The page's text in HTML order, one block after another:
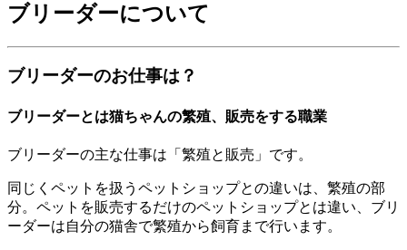
ブリーダーについて
ブリーダーのお仕事は？
ブリーダーとは猫ちゃんの繁殖、販売をする職業
ブリーダーの主な仕事は「繁殖と販売」です。
同じくペットを扱うペットショップとの違いは、繁殖の部
分。ペットを販売するだけのペットショップとは違い、ブリ
ーダーは自分の猫舎で繁殖から飼育まで行います。